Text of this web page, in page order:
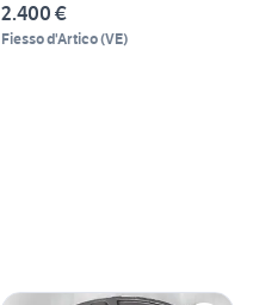
2.400 €
Fiesso d'Artico(VE)